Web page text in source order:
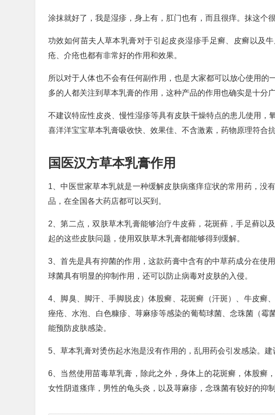
涂抹就好了，我是湿疹，身上有，肛门也有，而且很痒。抹这个很
功效如何苗夫人草本乳膏对于引起皮炎湿疹手足癣、皮癣以及
疮、介疮也都有非常好的作用和效果。
所以对于人体也不会有任何副作用，也是大家都可以放心使用的
多的人都关注到草本乳膏的作用，这种产品的作用也确实是十分广
不建议特应性皮炎、慢性湿疹等具有皮肤干燥特点的患儿使用，
喜洋洋宝宝草本乳膏吸收快、效果佳、不含激素，药物原理符合
国医汉方草本乳膏作用
1、中医世家草本乳就是一种缓解皮肤病瘙痒症状的常用药，没
品，在全国各大药店都可以买到。
2、第二点，双肤草木乳膏能够治疗牛皮藓，花斑藓，手足藓以
起的这些皮肤问题，使用双肤草木乳膏都能够得到缓解。
3、首先是具有抑菌的作用，这款药膏中含有的中草药成分在使
球菌具有明显的抑制作用，还可以防止病毒对皮肤的入侵。
4、脚臭、脚汗、手脚脱皮）体股癣、花斑癣（汗斑）、牛皮癣
痤疮、水泡、白色糠疹、荨麻疹等感染的葡萄球菌、念珠菌（霉
能预防皮肤感染。
5、草本乳膏对烫伤起水泡是没有作用的，乱用药会引发感染。建
6、当然使用苗毒草乳膏，除此之外，身体上的花斑癣，体股癣
女性阴道瘙痒，男性的龟头炎，以及荨麻疹，念珠菌有较好的抑制